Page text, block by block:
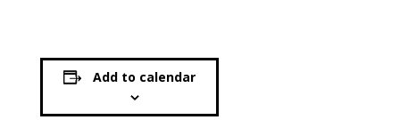
Add to calendar